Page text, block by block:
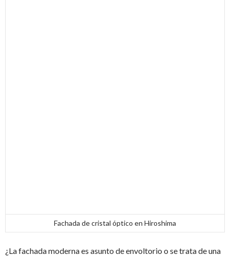
Fachada de cristal óptico en Hiroshima
¿La fachada moderna es asunto de envoltorio o se trata de una